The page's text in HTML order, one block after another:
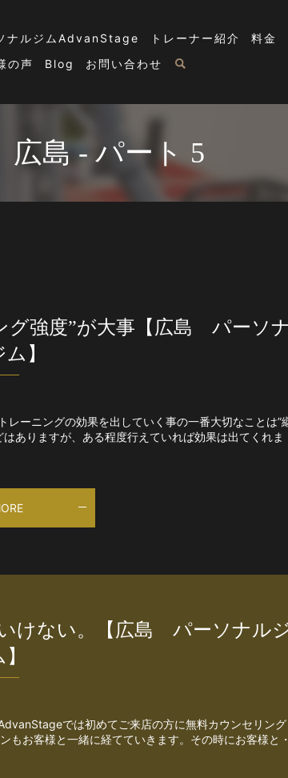
ナルジムAdvanStage トレーナー紹介
料金
の声 Blog お問い合わせ
広島 - パート 5
グ強度”が大事【広島 パーソ
】
ーニングの効果を出していく事の一番大切なことは”
ありますが、ある程度行えていれば効果は出てくれま
けない。【広島 パーソナル
では初めてご来店の方に無料カウンセリング
もお客様と一緒に経てていきます。その時にお客様と